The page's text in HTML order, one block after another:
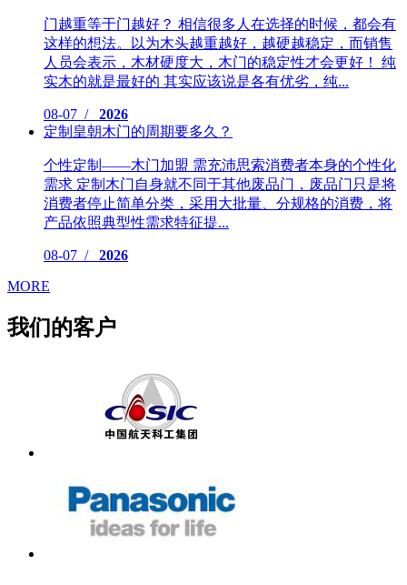
门越重等于门越好？ 相信很多人在选择的时候，都会有
这样的想法。以为木头越重越好，越硬越稳定，而销售
人员会表示，木材硬度大，木门的稳定性才会更好！ 纯
实木的就是最好的 其实应该说是各有优劣，纯...
08-07 / 2026
定制皇朝木门的周期要多久？
个性定制——木门加盟 需充沛思索消费者本身的个性化
需求 定制木门自身就不同于其他废品门，废品门只是将
消费者停止简单分类，采用大批量、分规格的消费，将
产品依照典型性需求特征提...
08-07 / 2026
MORE
我们的客户